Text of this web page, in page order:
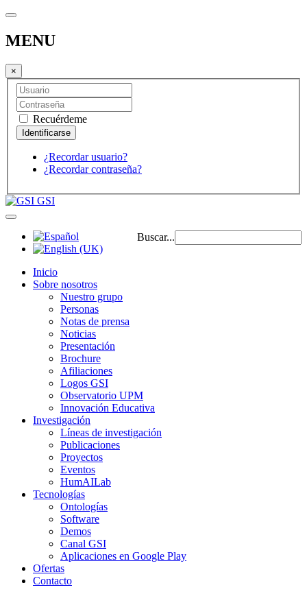
MENU
×
Recuérdeme
¿Recordar usuario?
¿Recordar contraseña?
GSI
Buscar...
Inicio
Sobre nosotros
Nuestro grupo
Personas
Notas de prensa
Noticias
Presentación
Brochure
Afiliaciones
Logos GSI
Observatorio UPM
Innovación Educativa
Investigación
Líneas de investigación
Publicaciones
Proyectos
Eventos
HumAILab
Tecnologías
Ontologías
Software
Demos
Canal GSI
Aplicaciones en Google Play
Ofertas
Contacto